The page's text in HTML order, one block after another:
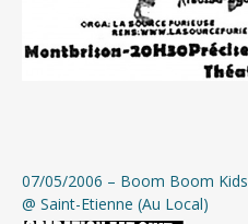
07/05/2006 – Boom Boom
@ Saint-Etienne (Au Local)